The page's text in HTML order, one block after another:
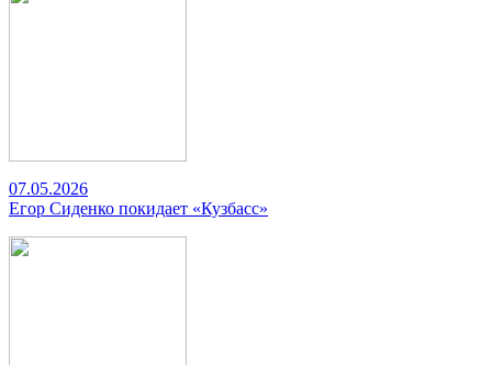
07.05.2026
Егор Сиденко покидает «Кузбасс»